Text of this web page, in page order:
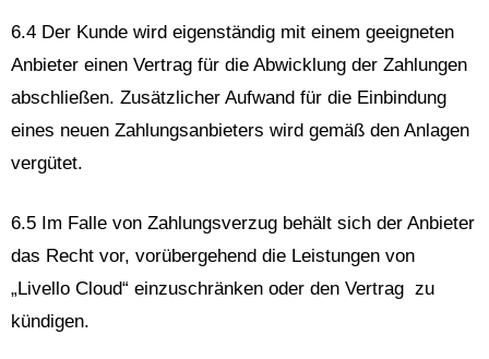
6.4 Der Kunde wird eigenständig mit einem geeigneten
Anbieter einen Vertrag für die Abwicklung der Zahlungen
abschließen. Zusätzlicher Aufwand für die Einbindung
eines neuen Zahlungsanbieters wird gemäß den Anlagen
vergütet.
6.5 Im Falle von Zahlungsverzug behält sich der Anbieter
das Recht vor, vorübergehend die Leistungen von
„Livello Cloud“ einzuschränken oder den Vertrag zu
kündigen.